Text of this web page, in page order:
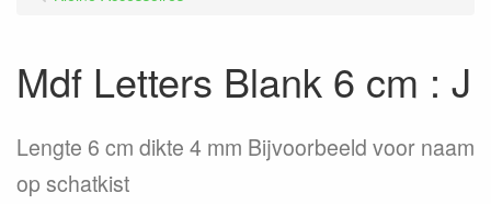
Mdf Letters Blank 6 cm : J
Lengte 6 cm dikte 4 mm Bijvoorbeeld voor naam
op schatkist